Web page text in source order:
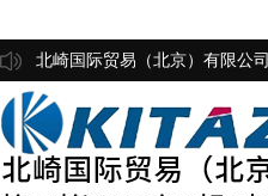
北崎国际贸易（北京）有限公司